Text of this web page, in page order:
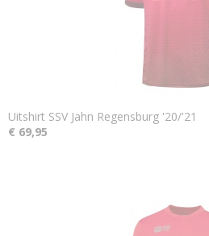
Uitshirt SSV Jahn Regensburg '20/'21
€ 69,95